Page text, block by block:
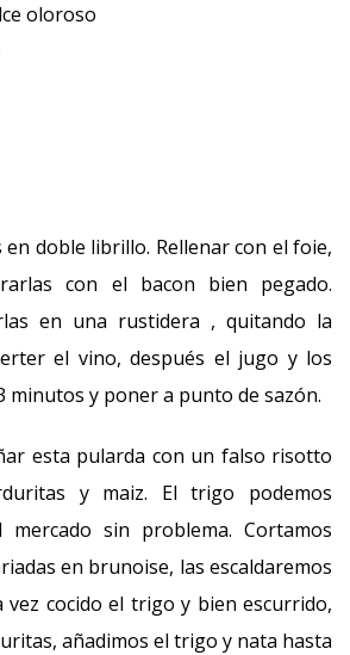
oloroso
doble librillo. Rellenar con el foie,
con el bacon bien pegado.
en una rustidera , quitando la
el vino, después el jugo y los
minutos y poner a punto de sazón.
esta pularda con un falso risotto
y maiz. El trigo podemos
sin problema. Cortamos
en brunoise, las escaldaremos
vez cocido el trigo y bien escurrido,
añadimos el trigo y nata hasta